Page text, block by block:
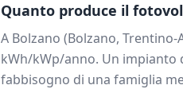
Quanto produce il
A Bolzano (Bolzano, Trentino-
kWh/kWp/anno. Un impianto
fabbisogno di una famiglia